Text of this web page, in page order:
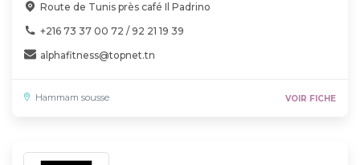
Route de Tunis près café Il Padrino
+216 73 37 00 72 / 92 21 19 39
alphafitness@topnet.tn
Hammam sousse VOIR FICHE